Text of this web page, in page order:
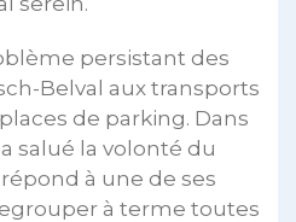
persistant des
Belval aux transports
de parking. Dans
salué la volonté du
à une de ses
à terme toutes